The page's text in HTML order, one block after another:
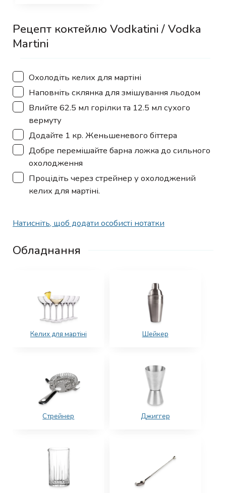
Рецепт коктейлю Vodkatini / Vodka
Martini
▢
Охолодіть келих для мартіні
▢
Наповніть склянка для змішування льодом
▢
Влийте 62.5 мл горілки та 12.5 мл сухого
вермуту
▢
Додайте 1 кр. Женьшеневого біттера
▢
Добре перемішайте барна ложка до сильного
охолодження
▢
Процідіть через стрейнер у охолоджений
келих для мартіні.
Натисніть, щоб додати особисті нотатки
Обладнання
Келих для мартіні Шейкер
Стрейнер Джиггер